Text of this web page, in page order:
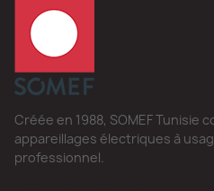
Créée en 1988, SOMEF Tunisie
appareillages électriques à
professionnel.